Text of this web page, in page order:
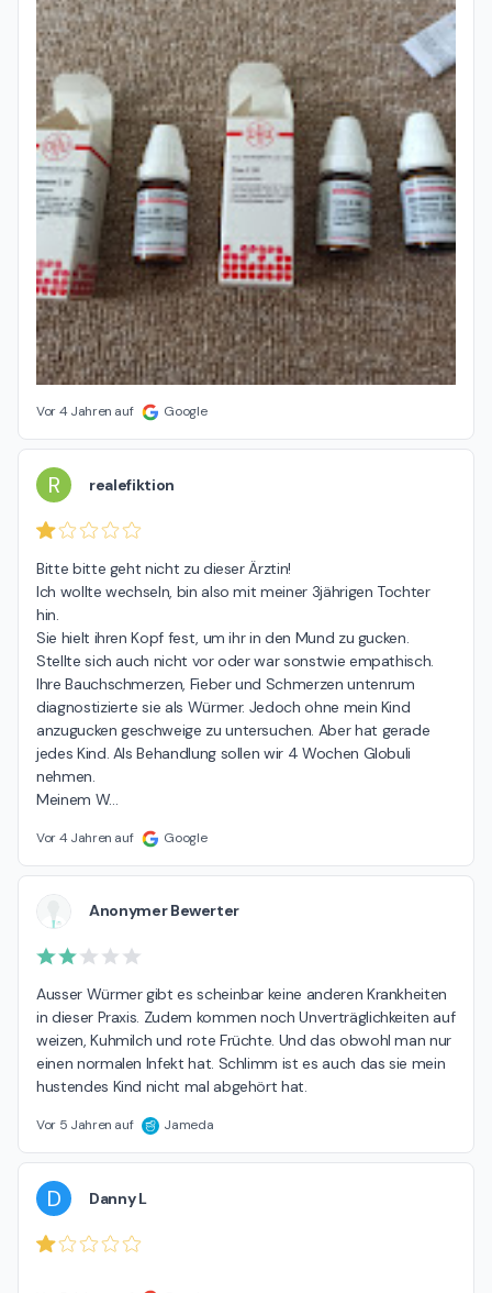
Vor 4 Jahren auf Google
R realefiktion
Bitte bitte geht nicht zu dieser Ärztin!
Ich wollte wechseln, bin also mit meiner 3jährigen Tochter
hin.
Sie hielt ihren Kopf fest, um ihr in den Mund zu gucken.
Stellte sich auch nicht vor oder war sonstwie empathisch.
Ihre Bauchschmerzen, Fieber und Schmerzen untenrum
diagnostizierte sie als Würmer. Jedoch ohne mein Kind
anzugucken geschweige zu untersuchen. Aber hat gerade
jedes Kind. Als Behandlung sollen wir 4 Wochen Globuli
nehmen.
Meinem W…
Vor 4 Jahren auf Google
Anonymer Bewerter
Ausser Würmer gibt es scheinbar keine anderen Krankheiten
in dieser Praxis. Zudem kommen noch Unverträglichkeiten auf
weizen, Kuhmilch und rote Früchte. Und das obwohl man nur
einen normalen Infekt hat. Schlimm ist es auch das sie mein
hustendes Kind nicht mal abgehört hat.
Vor 5 Jahren auf Jameda
D Danny L